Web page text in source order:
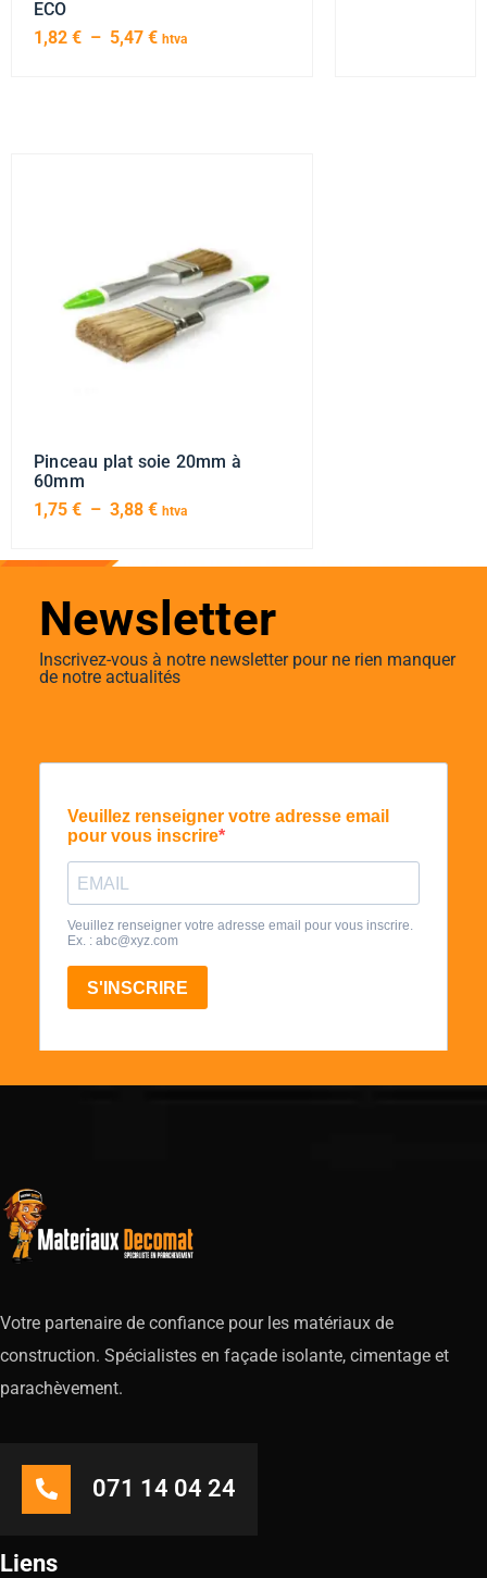
ECO
1,82 € – 5,47 € htva
Pinceau plat soie 20mm à
60mm
1,75 € – 3,88 € htva
Newsletter
Inscrivez-vous à notre newsletter pour ne rien manquer
de notre actualités
Votre partenaire de confiance pour les matériaux de
construction. Spécialistes en façade isolante, cimentage et
parachèvement.
071 14 04 24
Liens